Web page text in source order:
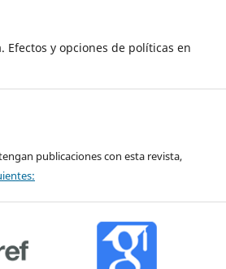
Efectos y opciones de políticas en
publicaciones con esta revista,